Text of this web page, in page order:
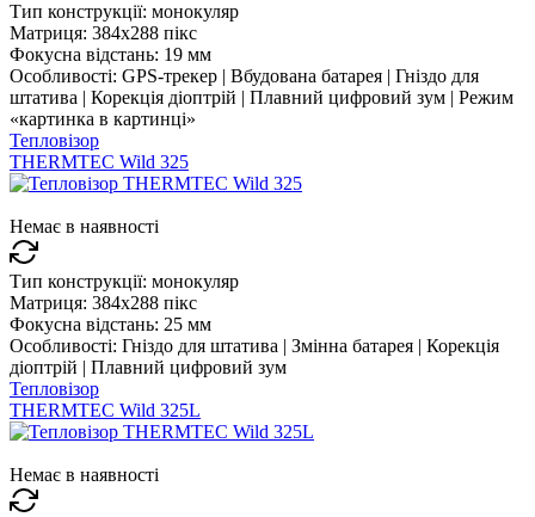
Тип конструкції: монокуляр
Матриця: 384x288 пікс
Фокусна відстань: 19 мм
Особливості: GPS-трекер | Вбудована батарея | Гніздо для
штатива | Корекція діоптрій | Плавний цифровий зум | Режим
«картинка в картинці»
Тепловізор
THERMTEC Wild 325
Немає в наявності
Тип конструкції: монокуляр
Матриця: 384x288 пікс
Фокусна відстань: 25 мм
Особливості: Гніздо для штатива | Змінна батарея | Корекція
діоптрій | Плавний цифровий зум
Тепловізор
THERMTEC Wild 325L
Немає в наявності